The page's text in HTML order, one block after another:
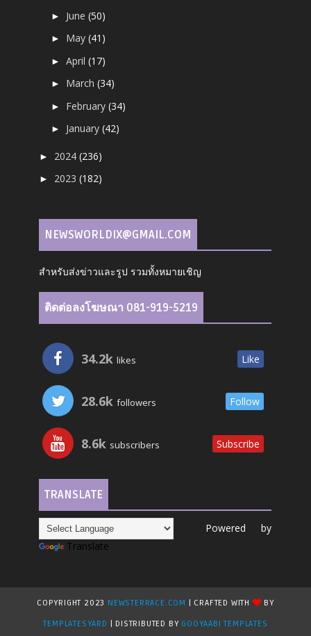
► June(50)
► May(41)
►April(17)
► March(34)
► February(34)
► January(42)
► 2024(236)
► 2023(182)
NEWSWORLDIX@GMAIL.COM
สำหรับส่งข่าวและรูป รวมทั้งหมายเชิญ
ติดต่อลงโฆษณา 081-919-5219
34.2k likes Like
28.6k followers Follow
8.6k subscribers Subscribe
TRANSLATE
Powered by
Translate
COPYRIGHT 2023 NEWSTERRACE.COM | CRAFTED WITH
BY
TEMPLATESYARD
| DISTRIBUTED BY GOOYAABI TEMPLATES